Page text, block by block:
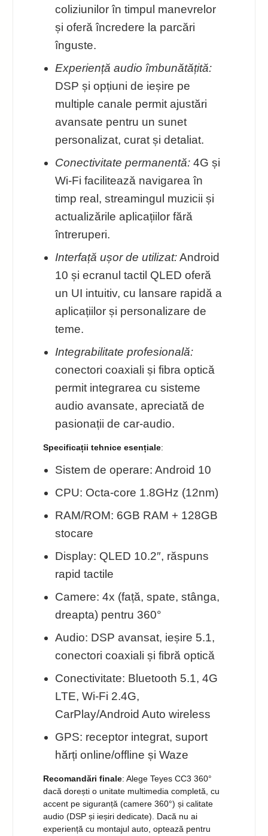
coliziunilor în timpul manevrelor
și oferă încredere la parcări
înguste.
Experiență audio îmbunătățită:
DSP și opțiuni de ieșire pe
multiple canale permit ajustări
avansate pentru un sunet
personalizat, curat și detaliat.
Conectivitate permanentă: 4G și
Wi‑Fi facilitează navigarea în
timp real, streamingul muzicii și
actualizările aplicațiilor fără
întreruperi.
Interfață ușor de utilizat:Android
10 și ecranul tactil QLED oferă
un UI intuitiv, cu lansare rapidă a
aplicațiilor și personalizare de
teme.
Integrabilitate profesională:
conectori coaxiali și fibra optică
permit integrarea cu sisteme
audio avansate, apreciată de
pasionații de car-audio.
Specificații tehnice esențiale:
Sistem de operare: Android 10
CPU: Octa-core 1.8GHz (12nm)
RAM/ROM: 6GB RAM + 128GB
stocare
Display: QLED 10.2″, răspuns
rapid tactile
Camere: 4x (față, spate, stânga,
dreapta) pentru 360°
Audio: DSP avansat, ieșire 5.1,
conectori coaxiali și fibră optică
Conectivitate: Bluetooth 5.1, 4G
LTE, Wi‑Fi 2.4G,
CarPlay/Android Auto wireless
GPS: receptor integrat, suport
hărți online/offline și Waze
Recomandări finale: Alege Teyes CC3 360°
dacă dorești o unitate multimedia completă, cu
accent pe siguranță (camere 360°) și calitate
audio (DSP și ieșiri dedicate). Dacă nu ai
experiență cu montajul auto, optează pentru